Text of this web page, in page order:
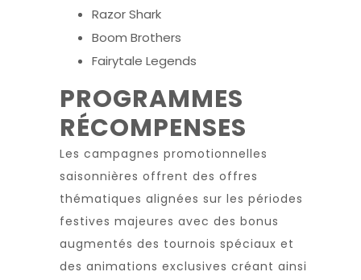
Razor Shark
Boom Brothers
Fairytale Legends
PROGRAMMES
RÉCOMPENSES
Les campagnes promotionnelles
saisonnières offrent des offres
thématiques alignées sur les périodes
festives majeures avec des bonus
augmentés des tournois spéciaux et
des animations exclusives créant ainsi